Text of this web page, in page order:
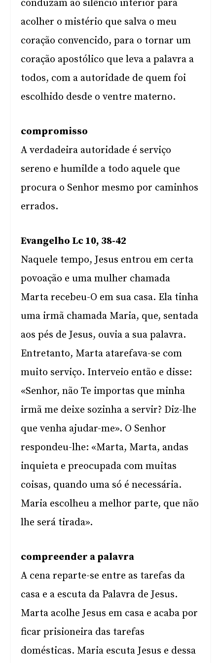
conduzam ao silêncio interior para
acolher o mistério que salva o meu
coração convencido, para o tornar um
coração apostólico que leva a palavra a
todos, com a autoridade de quem foi
escolhido desde o ventre materno.
compromisso
A verdadeira autoridade é serviço
sereno e humilde a todo aquele que
procura o Senhor mesmo por caminhos
errados.
Evangelho Lc 10, 38-42
Naquele tempo, Jesus entrou em certa
povoação e uma mulher chamada
Marta recebeu-O em sua casa. Ela tinha
uma irmã chamada Maria, que, sentada
aos pés de Jesus, ouvia a sua palavra.
Entretanto, Marta atarefava-se com
muito serviço. Interveio então e disse:
«Senhor, não Te importas que minha
irmã me deixe sozinha a servir? Diz-lhe
que venha ajudar-me». O Senhor
respondeu-lhe: «Marta, Marta, andas
inquieta e preocupada com muitas
coisas, quando uma só é necessária.
Maria escolheu a melhor parte, que não
lhe será tirada».
compreender a palavra
A cena reparte-se entre as tarefas da
casa e a escuta da Palavra de Jesus.
Marta acolhe Jesus em casa e acaba por
ficar prisioneira das tarefas
domésticas. Maria escuta Jesus e dessa